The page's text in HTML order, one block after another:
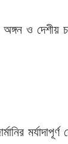
ও দেশীয়